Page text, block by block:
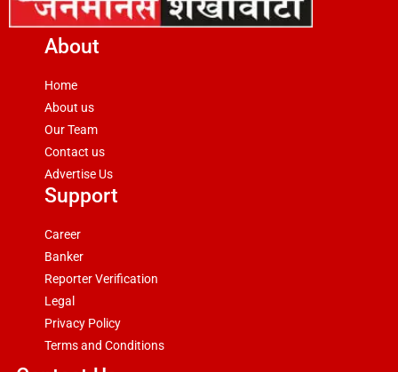
About
Home
About us
Our Team
Contact us
Advertise Us
Support
Career
Banker
Reporter Verification
Legal
Privacy Policy
Terms and Conditions